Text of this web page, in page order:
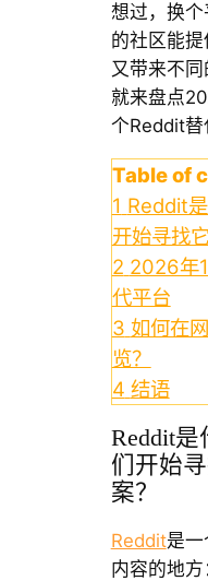
想过，换个
的社区能
又带来不同
就来盘点
个Reddit替
Table of
1 Reddit
开始寻找
2 2026年
代平台
3 如何在
览？
4 结语
Reddit是
们开始
案？
Reddit是一
内容的地